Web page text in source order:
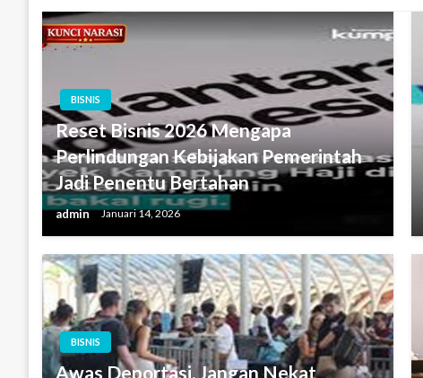
BISNIS
Reset Bisnis 2026 Mengapa
Perlindungan Kebijakan Pemerintah
Jadi Penentu Bertahan
admin Januari 14, 2026
BISNIS
Awas Deportasi, Jangan Nekat